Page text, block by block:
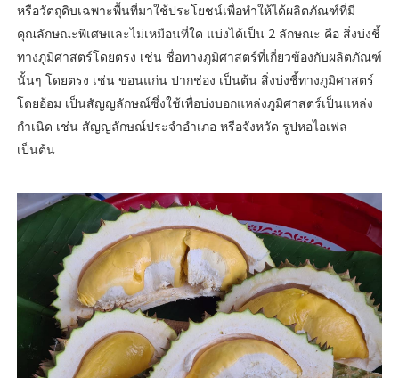
หรือวัตถุดิบเฉพาะพื้นที่มาใช้ประโยชน์เพื่อทำให้ได้ผลิตภัณฑ์ที่มี
คุณลักษณะพิเศษและไม่เหมือนที่ใด แบ่งได้เป็น 2 ลักษณะ คือ สิ่งบ่งชี้
ทางภูมิศาสตร์โดยตรง เช่น ชื่อทางภูมิศาสตร์ที่เกี่ยวข้องกับผลิตภัณฑ์
นั้นๆ โดยตรง เช่น ขอนแก่น ปากช่อง เป็นต้น สิ่งบ่งชี้ทางภูมิศาสตร์
โดยอ้อม เป็นสัญญลักษณ์ซึ่งใช้เพื่อบ่งบอกแหล่งภูมิศาสตร์เป็นแหล่ง
กำเนิด เช่น สัญญลักษณ์ประจำอำเภอ หรือจังหวัด รูปหอไอเฟล
เป็นต้น